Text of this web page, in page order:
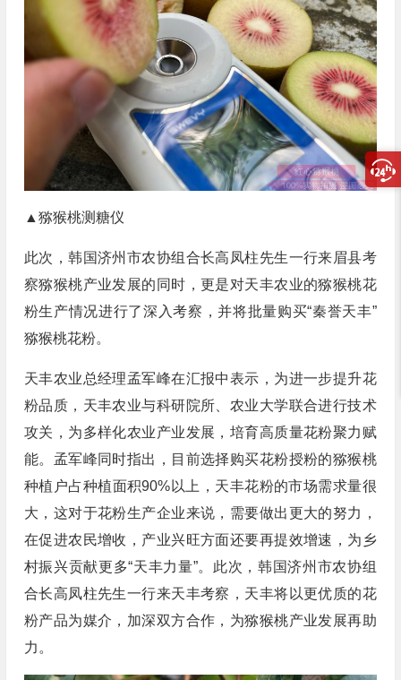
▲猕猴桃测糖仪
此次，韩国济州市农协组合长高凤柱先生一行来眉县考
察猕猴桃产业发展的同时，更是对天丰农业的猕猴桃花
粉生产情况进行了深入考察，并将批量购买“秦誉天丰”
猕猴桃花粉。
天丰农业总经理孟军峰在汇报中表示，为进一步提升花
粉品质，天丰农业与科研院所、农业大学联合进行技术
攻关，为多样化农业产业发展，培育高质量花粉聚力赋
能。孟军峰同时指出，目前选择购买花粉授粉的猕猴桃
种植户占种植面积90%以上，天丰花粉的市场需求量很
大，这对于花粉生产企业来说，需要做出更大的努力，
在促进农民增收，产业兴旺方面还要再提效增速，为乡
村振兴贡献更多“天丰力量”。此次，韩国济州市农协组
合长高凤柱先生一行来天丰考察，天丰将以更优质的花
粉产品为媒介，加深双方合作，为猕猴桃产业发展再助
力。